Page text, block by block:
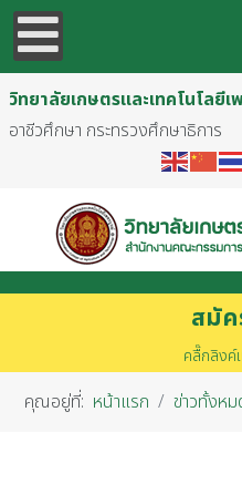
วิทยาลัยเกษตรและเทคโนโลยี
อาชีวศึกษา กระทรวงศึกษาธิการ
สมัค
คลื๊กลิงค์
คุณอยู่ที่: หน้าแรก ข่าวทั้งหม